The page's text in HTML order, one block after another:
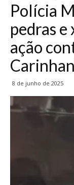
Polícia
pedras
ação
8 de junho de 2025